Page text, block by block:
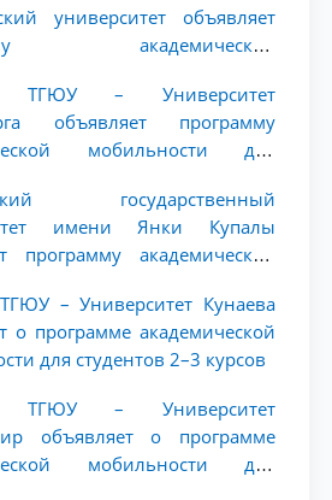
университет объявляет
академической
ТГЮУ – Университет
объявляет программу
мобильности для
государственный
имени Янки Купалы
программу академической
– Университет Кунаева
о программе академической
для студентов 2–3 курсов
ТГЮУ – Университет
объявляет о программе
мобильности для